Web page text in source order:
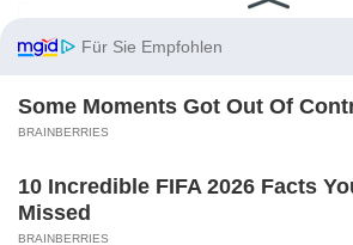
S&P 500
Shs Issue 2022 Pharmiva AB Registered
Für Sie Empfohlen
Some Moments Got Out Of
BRAINBERRIES
10 Incredible FIFA 2026 Facts
Missed
BRAINBERRIES